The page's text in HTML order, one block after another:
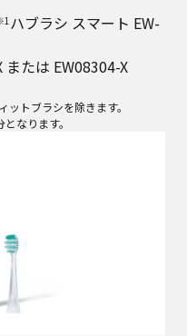
ハブラシ スマート EW-
たは EW08304-X
トブラシを除きます。
なります。